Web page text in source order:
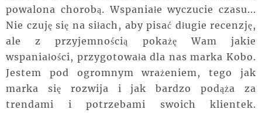
powalona chorobą. Wspaniałe wyczucie czasu...
Nie czuję się na siłach, aby pisać długie recenzję,
ale z przyjemnością pokażę Wam jakie
wspaniałości, przygotowała dla nas marka Kobo.
Jestem pod ogromnym wrażeniem, tego jak
marka się rozwija i jak bardzo podąża za
trendami i potrzebami swoich klientek.